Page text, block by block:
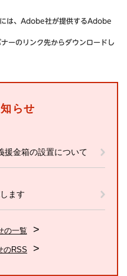
は、Adobe社が提供するAdobe
ーのリンク先からダウンロードし
らせ
援金箱の設置について
ます
の一覧
のRSS